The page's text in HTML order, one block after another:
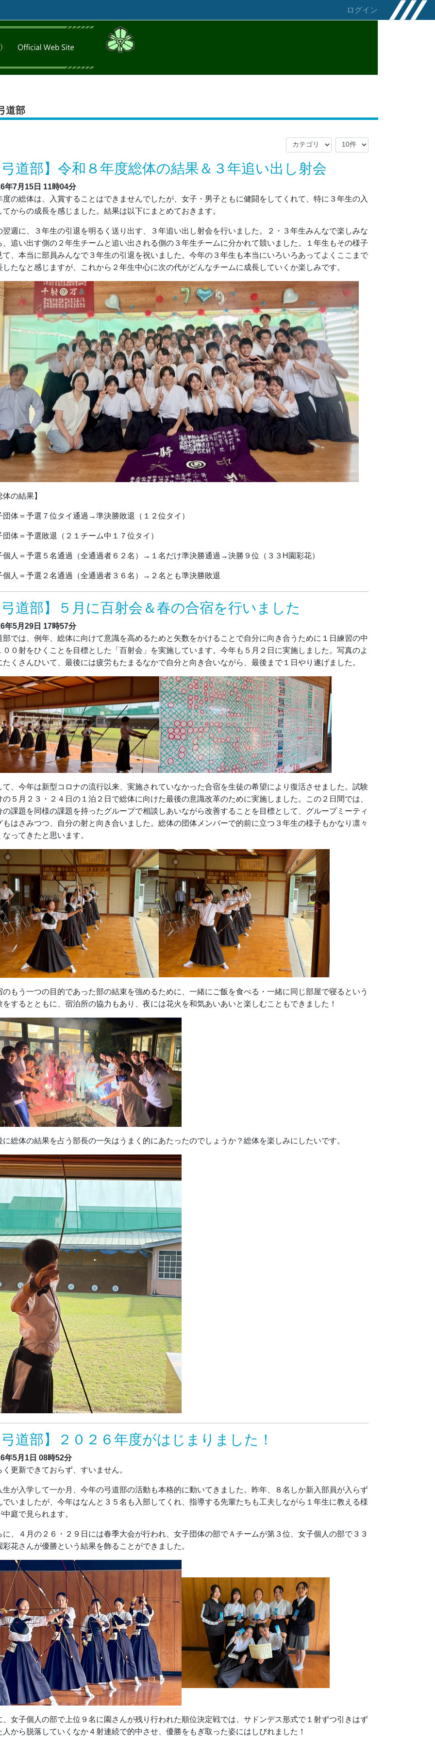
ログイン
道部
道部】令和８年度総体の結果＆３年追い出し射会
年7月15日 11時04分
度の総体は、入賞することはできませんでしたが、女子・男子ともに健闘をしてくれて、特に３年生の入
てからの成長を感じました。結果は以下にまとめておきます。
翌週に、３年生の引退を明るく送り出す、３年追い出し射会を行いました。２・３年生みんなで楽しみな
、追い出す側の２年生チームと追い出される側の３年生チームに分かれて競いました。１年生もその様子
て、本当に部員みんなで３年生の引退を祝いました。今年の３年生も本当にいろいろあってよくここまで
したなと感じますが、これから２年生中心に次の代がどんなチームに成長していくか楽しみです。
体の結果】
団体＝予選７位タイ通過→準決勝敗退（１２位タイ）
団体＝予選敗退（２１チーム中１７位タイ）
個人＝予選５名通過（全通過者６２名）→１名だけ準決勝通過→決勝９位（３３H園彩花）
個人＝予選２名通過（全通過者３６名）→２名とも準決勝敗退
道部】５月に百射会＆春の合宿を行いました
年5月29日 17時57分
部では、例年、総体に向けて意識を高めるためと矢数をかけることで自分に向き合うために１日練習の中
００射をひくことを目標とした「百射会」を実施しています。今年も５月２日に実施しました。写真のよ
たくさんひいて、最後には疲労もたまるなかで自分と向き合いながら、最後まで１日やり遂げました。
て、今年は新型コロナの流行以来、実施されていなかった合宿を生徒の希望により復活させました。試験
の５月２３・２４日の１泊２日で総体に向けた最後の意識改革のために実施しました。この２日間では、
の課題を同様の課題を持ったグループで相談しあいながら改善することを目標として、グループミーティ
もはさみつつ、自分の射と向き合いました。総体の団体メンバーで的前に立つ３年生の様子もかなり凛々
なってきたと思います。
のもう一つの目的であった部の結束を強めるために、一緒にご飯を食べる・一緒に同じ部屋で寝るという
をするとともに、宿泊所の協力もあり、夜には花火を和気あいあいと楽しむこともできました！
に総体の結果を占う部長の一矢はうまく的にあたったのでしょうか？総体を楽しみにしたいです。
道部】２０２６年度がはじまりました！
年5月1日 08時52分
く更新できておらず、すいません。
生が入学して一か月、今年の弓道部の活動も本格的に動いてきました。昨年、８名しか新入部員が入らず
でいましたが、今年はなんと３５名も入部してくれ、指導する先輩たちも工夫しながら１年生に教える様
中庭で見られます。
に、４月の２６・２９日には春季大会が行われ、女子団体の部でＡチームが第３位、女子個人の部で３３
彩花さんが優勝という結果を飾ることができました。
、女子個人の部で上位９名に園さんが残り行われた順位決定戦では、サドンデス形式で１射ずつ引きはず
人から脱落していくなか４射連続で的中させ、優勝をもぎ取った姿にはしびれました！